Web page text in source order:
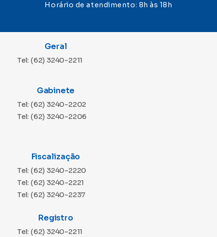
Horário de atendimento: 8h às 18h
Geral
Tel: (62) 3240-2211
Gabinete
Tel: (62) 3240-2202
Tel: (62) 3240-2206
Fiscalização
Tel: (62) 3240-2220
Tel: (62) 3240-2221
Tel: (62) 3240-2237
Registro
Tel: (62) 3240-2211